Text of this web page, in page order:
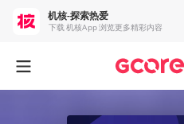
机核-探索热爱
下载 机核App 浏览更多精彩内容